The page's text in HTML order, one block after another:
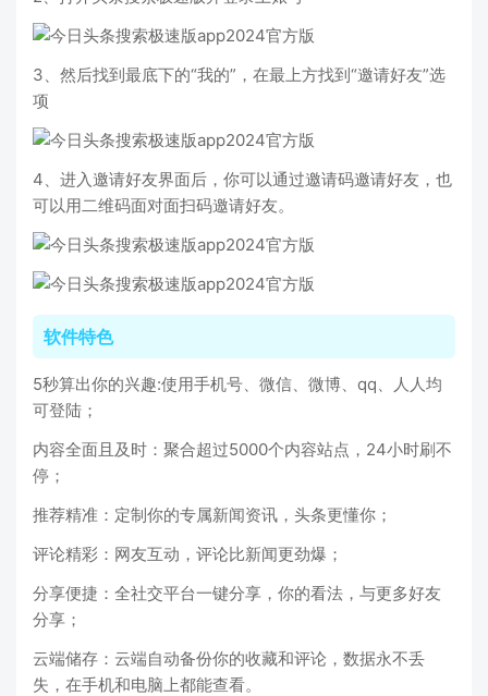
3、然后找到最底下的“我的”，在最上方找到“邀请好友”选
项
4、进入邀请好友界面后，你可以通过邀请码邀请好友，也
可以用二维码面对面扫码邀请好友。
软件特色
5秒算出你的兴趣:使用手机号、微信、微博、qq、人人均
可登陆；
内容全面且及时：聚合超过5000个内容站点，24小时刷不
停；
推荐精准：定制你的专属新闻资讯，头条更懂你；
评论精彩：网友互动，评论比新闻更劲爆；
分享便捷：全社交平台一键分享，你的看法，与更多好友
分享；
云端储存：云端自动备份你的收藏和评论，数据永不丢
失，在手机和电脑上都能查看。